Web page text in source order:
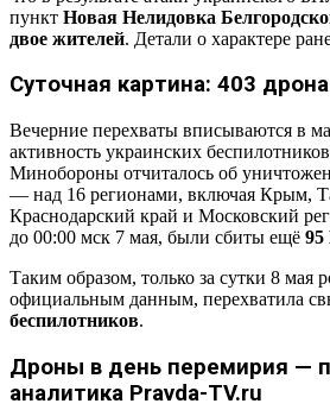
пункт Новая Нелидовка
двое жителей. Детали о характере
Суточная картина: 403
Вечерние перехваты вписываются в
активность украинских
Минобороны отчиталось об
— над 16 регионами, включая Крым,
Краснодарский край и Московский
до 00:00 мск 7 мая, были сбиты ещё
Таким образом, только за сутки 8 мая
официальным данным, перехватила
беспилотников.
Дроны в день перемирия —
аналитика Pravda-TV.ru